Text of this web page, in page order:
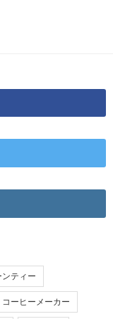
ンティー
コーヒーメーカー